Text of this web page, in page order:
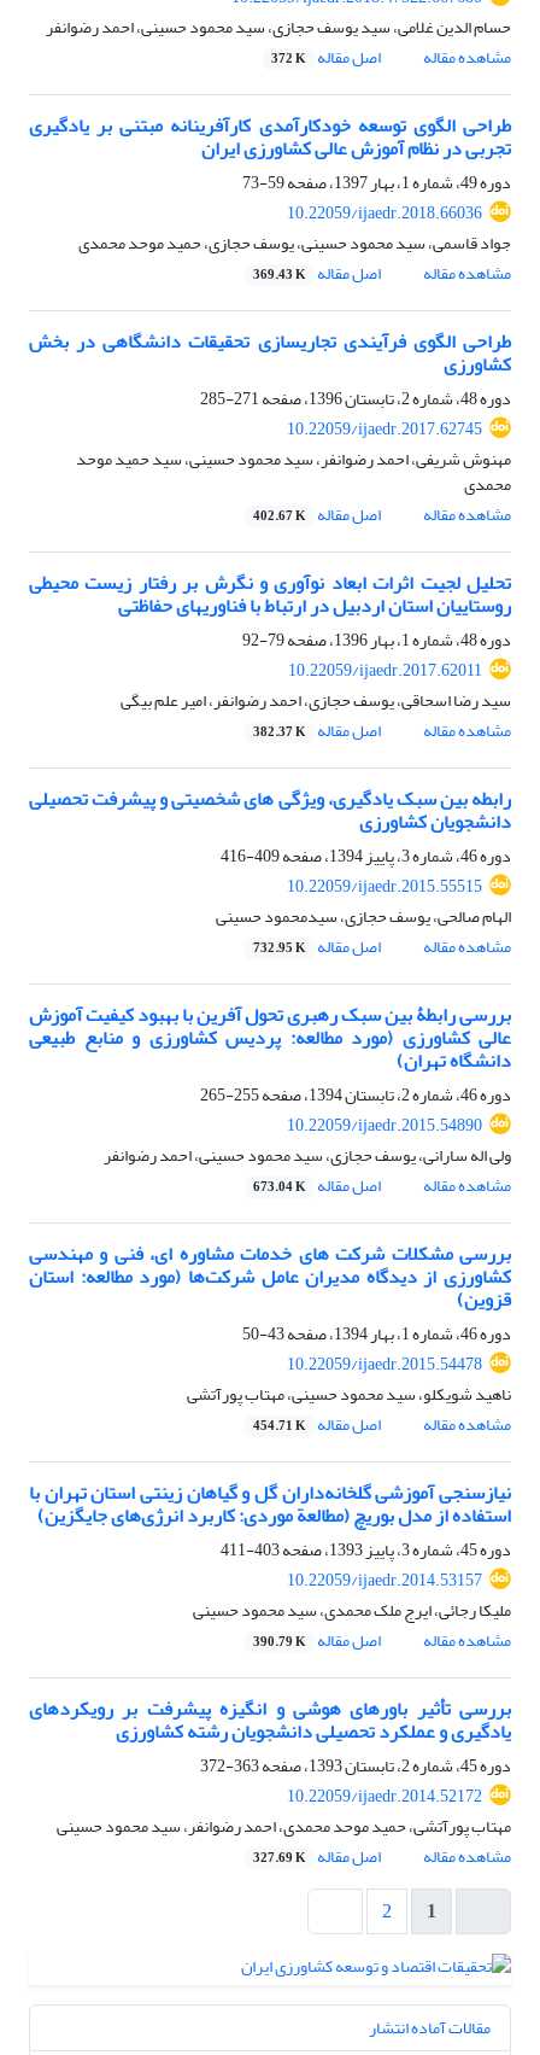
حسام الدین غلامی، سید یوسف حجازی، سید محمود حسینی، احمد رضوانفر
مشاهده مقاله
اصل مقاله 372 K
طراحی الگوی توسعه خودکارآمدی کارآفرینانه مبتنی بر یادگیری
تجربی در نظام آموزش عالی کشاورزی ایران
دوره 49، شماره 1، بهار 1397، صفحه
59-73
10.22059/ijaedr.2018.66036
جواد قاسمی، سید محمود حسینی، یوسف حجازی، حمید موحد محمدی
مشاهده مقاله
اصل مقاله 369.43 K
طراحی الگوی فرآیندی تجاریسازی تحقیقات دانشگاهی در بخش
کشاورزی
دوره 48، شماره 2، تابستان 1396، صفحه
271-285
10.22059/ijaedr.2017.62745
مهنوش شریفی، احمد رضوانفر، سید محمود حسینی، سید حمید موحد
محمدی
مشاهده مقاله
اصل مقاله 402.67 K
تحلیل لجیت اثرات ابعاد نوآوری و نگرش بر رفتار زیست محیطی
روستاییان استان اردبیل در ارتباط با فناوری‏های حفاظتی
دوره 48، شماره 1، بهار 1396، صفحه
79-92
10.22059/ijaedr.2017.62011
سید رضا اسحاقی، یوسف حجازی، احمد رضوانفر، امیر علم بیگی
مشاهده مقاله
اصل مقاله 382.37 K
رابطه بین سبک یادگیری، ویژگی های شخصیتی و پیشرفت تحصیلی
دانشجویان کشاورزی
دوره 46، شماره 3، پاییز 1394، صفحه
409-416
10.22059/ijaedr.2015.55515
الهام صالحی، یوسف حجازی، سیدمحمود حسینی
مشاهده مقاله
اصل مقاله 732.95 K
بررسی رابطۀ بین سبک رهبری تحول‏ آفرین با بهبود کیفیت آموزش
عالی کشاورزی (مورد مطالعه: پردیس کشاورزی و منابع ‌طبیعی
دانشگاه تهران)
دوره 46، شماره 2، تابستان 1394، صفحه
255-265
10.22059/ijaedr.2015.54890
ولی اله سارانی، یوسف حجازی، سید محمود حسینی، احمد رضوانفر
مشاهده مقاله
اصل مقاله 673.04 K
بررسی مشکلات شرکت‏ های خدمات مشاوره ‏ای، فنی و مهندسی
کشاورزی از دیدگاه مدیران عامل شرکت‌ها (مورد مطالعه: استان
قزوین)
دوره 46، شماره 1، بهار 1394، صفحه
43-50
10.22059/ijaedr.2015.54478
ناهید شویکلو، سید محمود حسینی، مهتاب پورآتشی
مشاهده مقاله
اصل مقاله 454.71 K
نیازسنجی آموزشی گلخانه‌داران گل و گیاهان زینتی استان تهران با
استفاده از مدل بوریچ (مطالعة موردی: کاربرد انرژی‌های جایگزین)
دوره 45، شماره 3، پاییز 1393، صفحه
403-411
10.22059/ijaedr.2014.53157
ملیکا رجائی، ایرج ملک محمدی، سید محمود حسینی
مشاهده مقاله
اصل مقاله 390.79 K
بررسی تأثیر باورهای هوشی و انگیزه پیشرفت بر رویکردهای
یادگیری و عملکرد تحصیلی دانشجویان رشته کشاورزی
دوره 45، شماره 2، تابستان 1393، صفحه
363-372
10.22059/ijaedr.2014.52172
مهتاب پورآتشی، حمید موحد محمدی، احمد رضوانفر، سید محمود حسینی
مشاهده مقاله
اصل مقاله 327.69 K
1
2
مقالات آماده انتشار